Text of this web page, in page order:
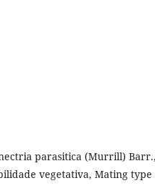
parasitica (Murrill)
vegetativa, Mating type